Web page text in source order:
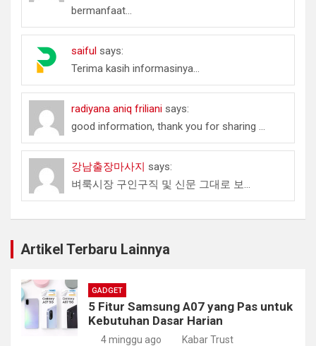
bermanfaat...
saiful says:
Terima kasih informasinya...
radiyana aniq friliani says:
good information, thank you for sharing ...
강남출장마사지 says:
벼룩시장 구인구직 및 신문 그대로 보...
Artikel Terbaru Lainnya
GADGET
5 Fitur Samsung A07 yang Pas untuk
Kebutuhan Dasar Harian
4 minggu ago Kabar Trust